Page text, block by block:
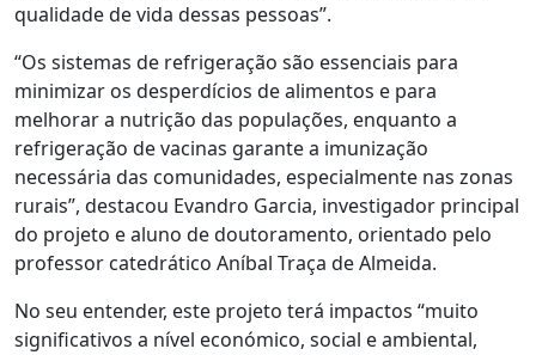
qualidade de vida dessas pessoas”.
“Os sistemas de refrigeração são essenciais para
minimizar os desperdícios de alimentos e para
melhorar a nutrição das populações, enquanto a
refrigeração de vacinas garante a imunização
necessária das comunidades, especialmente nas zonas
rurais”, destacou Evandro Garcia, investigador principal
do projeto e aluno de doutoramento, orientado pelo
professor catedrático Aníbal Traça de Almeida.
No seu entender, este projeto terá impactos “muito
significativos a nível económico, social e ambiental,